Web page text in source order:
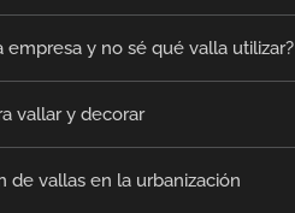
empresa y no sé qué valla utilizar?
vallar y decorar
de vallas en la urbanización